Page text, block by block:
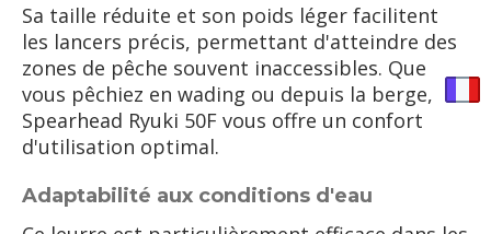
Sa taille réduite et son poids léger facilitent
les lancers précis, permettant d'atteindre des
zones de pêche souvent inaccessibles. Que
vous pêchiez en wading ou depuis la berge, le
Spearhead Ryuki 50F vous offre un confort
d'utilisation optimal.
Adaptabilité aux conditions d'eau